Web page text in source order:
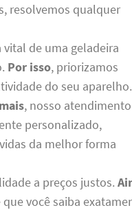
resolvemos qualquer
de uma geladeira
Por isso, priorizamos
do seu aparelho.
, nosso
personalizado,
da melhor forma
a preços justos.
você saiba